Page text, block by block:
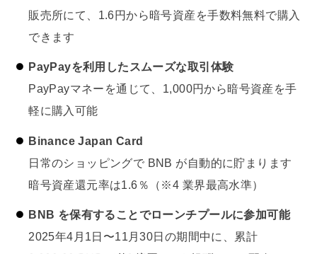
販売所にて、1.6円から暗号資産を手数料無料で購入
できます
PayPayを利用したスムーズな取引体験
PayPayマネーを通じて、1,000円から暗号資産を手
軽に購入可能
Binance Japan Card
日常のショッピングで BNB が自動的に貯まります
暗号資産還元率は1.6％（※4 業界最高水準）
BNB を保有することでローンチプールに参加可能
2025年4月1日〜11月30日の期間中に、累計